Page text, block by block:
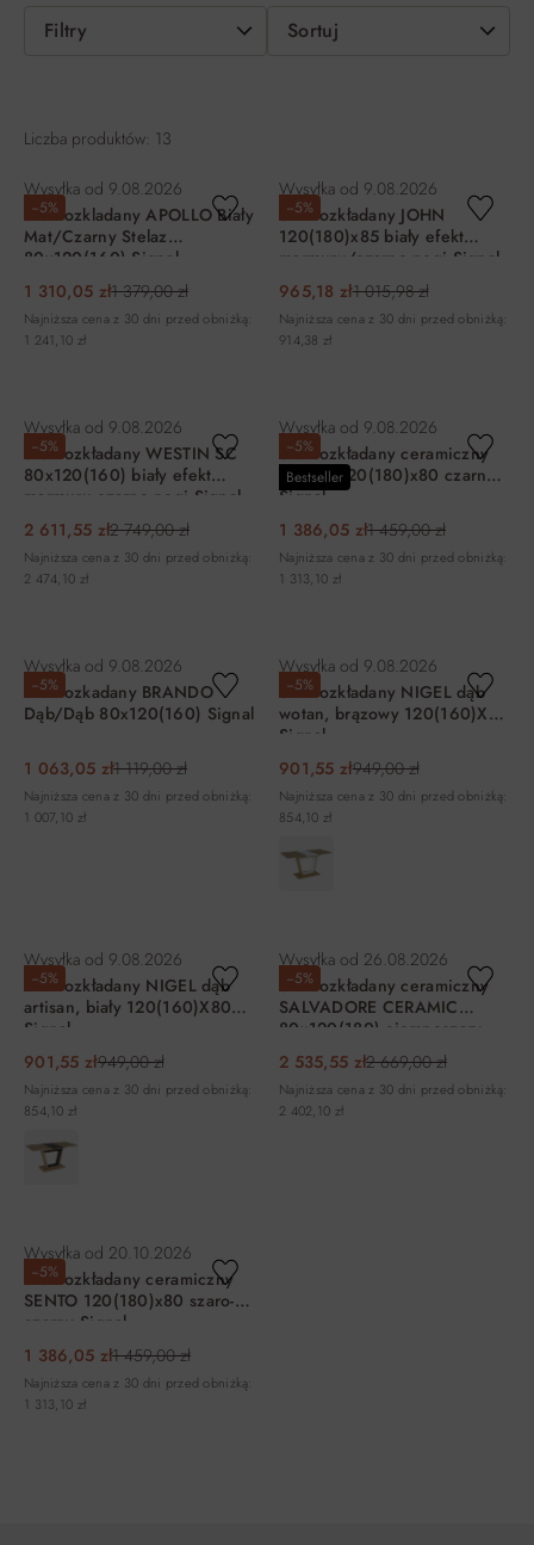
Filtry Sortuj
Liczba produktów: 13
−5%
Wysyłka od 9.08.2026
Stół rozkladany APOLLO Biały
Mat/Czarny Stelaz
80x120(160) Signal
1 310,05 zł1 379,00 zł
Najniższa cena z 30 dni przed obniżką:
1 241,10 zł
−5%
Wysyłka od 9.08.2026
Stół rozkładany JOHN
120(180)x85 biały efekt
marmuru/czarne nogi Signal
965,18 zł1 015,98 zł
Najniższa cena z 30 dni przed obniżką:
914,38 zł
−5%
Wysyłka od 9.08.2026
Stół rozkładany WESTIN SC
80x120(160) biały efekt
marmuru czarne nogi Signal
2 611,55 zł2 749,00 zł
Najniższa cena z 30 dni przed obniżką:
2 474,10 zł
−5%
Bestseller
Wysyłka od 9.08.2026
Stół rozkładany ceramiczny
SENTO 120(180)x80 czarny
Signal
1 386,05 zł1 459,00 zł
Najniższa cena z 30 dni przed obniżką:
1 313,10 zł
−5%
Wysyłka od 9.08.2026
Stół rozkadany BRANDO
Dąb/Dąb 80x120(160) Signal
1 063,05 zł1 119,00 zł
Najniższa cena z 30 dni przed obniżką:
1 007,10 zł
−5%
Wysyłka od 9.08.2026
Stół rozkładany NIGEL dąb
wotan, brązowy 120(160)X80
Signal
901,55 zł949,00 zł
Najniższa cena z 30 dni przed obniżką:
854,10 zł
−5%
Wysyłka od 9.08.2026
Stół rozkładany NIGEL dąb
artisan, biały 120(160)X80
Signal
901,55 zł949,00 zł
Najniższa cena z 30 dni przed obniżką:
854,10 zł
−5%
Wysyłka od 26.08.2026
Stół rozkładany ceramiczny
SALVADORE CERAMIC
80x120(180) ciemnoszary
Signal
2 535,55 zł2 669,00 zł
Najniższa cena z 30 dni przed obniżką:
2 402,10 zł
−5%
Wysyłka od 20.10.2026
Stół rozkładany ceramiczny
SENTO 120(180)x80 szaro-
czarny Signal
1 386,05 zł1 459,00 zł
Najniższa cena z 30 dni przed obniżką:
1 313,10 zł